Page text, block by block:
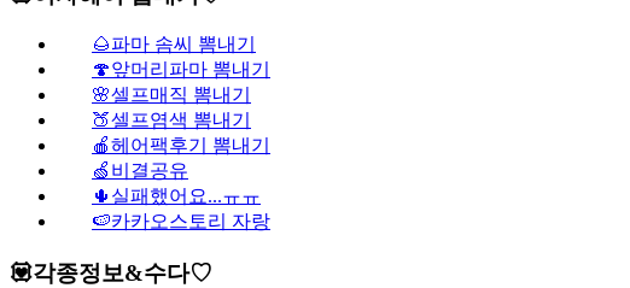
🌰파마 솜씨 뽐내기
🍄앞머리파마 뽐내기
🌸셀프매직 뽐내기
🍑셀프염색 뽐내기
🍎헤어팩후기 뽐내기
🍏비결공유
🌵실패했어요...ㅠㅠ
🍉카카오스토리 자랑
💟각종정보&수다♡